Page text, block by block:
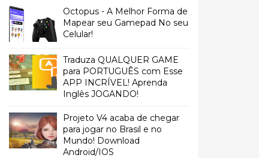
Octopus - A Melhor Forma de
Mapear seu Gamepad No seu
Celular!
Traduza QUALQUER GAME
para PORTUGUÊS com Esse
APP INCRÍVEL! Aprenda
Inglês JOGANDO!
Projeto V4 acaba de chegar
para jogar no Brasil e no
Mundo! Download
Android/IOS